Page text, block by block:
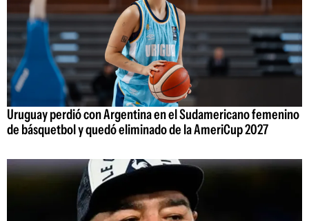
Uruguay perdió con Argentina en el Sudamericano femenino
de básquetbol y quedó eliminado de la AmeriCup 2027